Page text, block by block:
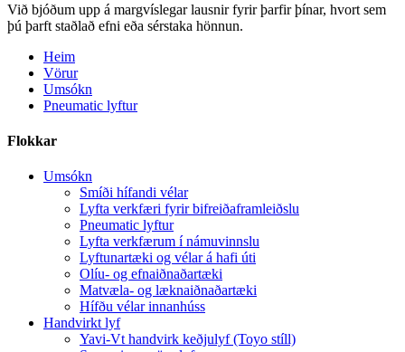
Við bjóðum upp á margvíslegar lausnir fyrir þarfir þínar, hvort sem
þú þarft staðlað efni eða sérstaka hönnun.
Heim
Vörur
Umsókn
Pneumatic lyftur
Flokkar
Umsókn
Smíði hífandi vélar
Lyfta verkfæri fyrir bifreiðaframleiðslu
Pneumatic lyftur
Lyfta verkfærum í námuvinnslu
Lyftunartæki og vélar á hafi úti
Olíu- og efnaiðnaðartæki
Matvæla- og læknaiðnaðartæki
Hífðu vélar innanhúss
Handvirkt lyf
Yavi-Vt handvirk keðjulyf (Toyo stíll)